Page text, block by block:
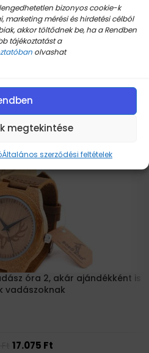
bizonyos cookie-k
marketing mérési és hirdetési célból
akkor töltődnek be, ha a Rendben
tájékoztatást a
olvashat
megtekintése
Általános szerződési feltételek
autóba. Tartós, szuper
óra 2, akár ajándékként is
vadászoknak
17.075 Ft